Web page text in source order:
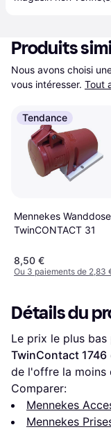
Produits
Nous avons choisi
vous intéresser. Tout
Tendance
Mennekes Wanddose
TwinCONTACT 31
8,50 €
Ou 3 paiements de 2,83
Détails du
Le prix le plus bas
TwinContact 1746
de l'offre la moins
Comparer:
Mennekes
Mennekes